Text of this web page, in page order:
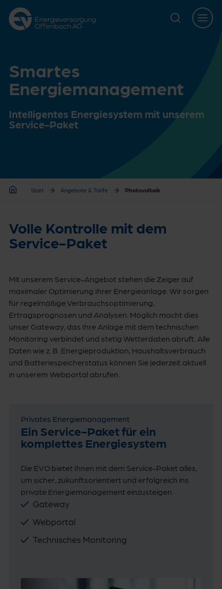
Zur Hauptnavigation springen
Zur Servicelasche springen
Zum Hauptinhalt springen
Zur Footernavigation springen
Smartes
Energiemanagement
Intelligentes Energiesystem mit unserem
Service-Paket
Start Angebote & Tarife Photovoltaik
Volle Kontrolle mit dem
Service-Paket
Mit unserem Service-Angebot stehen die Zeiger auf
maximaler Optimierung Ihrer Energieanlage. Wir sorgen
für regelmäßige Verbrauchsoptimierung,
Ertragsprognosen und Analysen. Möglich macht dies
unser Gateway, das Ihre Anlage mit dem technischen
Monitoring verbindet und stetig Wetterdaten abruft. Alle
Daten wie z. B. Energieproduktion, Haushaltsverbrauch
und Batteriespeicherstatus können Sie jederzeit aktuell
in unserem Webportal abrufen.
Privates Energiemanagement
Ein Service-Paket für ein
komplettes Energiesystem
Die EVO bietet Ihnen mit dem Service-Paket alles,
um sicher, zukunftsorientiert und erfolgreich ins
private Energiemanagement einzusteigen.
Gateway
Webportal
Technisches Monitoring